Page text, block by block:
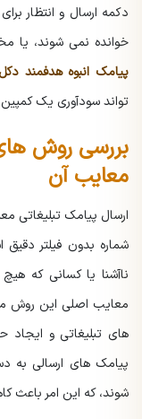
دکمه ارسال و انتظار
خوانده نمی شوند، یا
پیامک انبوه هدفمند
تواند سودآوری یک کمپین
بررسی روش
معایب آن
ارسال پیامک تبلیغاتی
شماره بدون فیلتر
ناآشنا یا کسانی که
معایب اصلی این روش
های تبلیغاتی و
پیامک های ارسالی به
شوند، که این امر باعث